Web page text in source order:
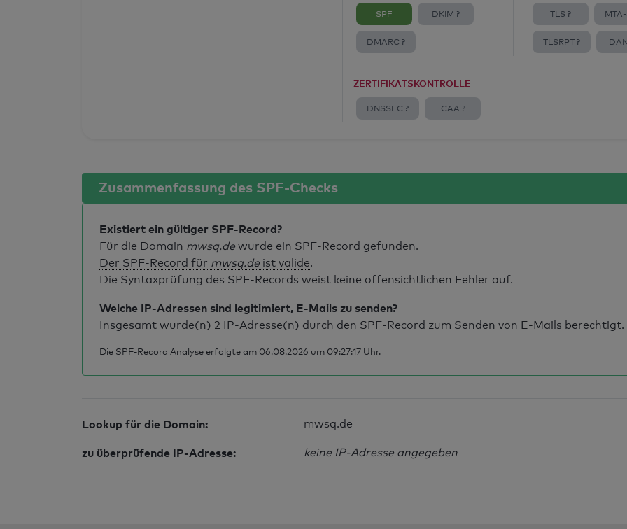
SPF DKIM ?
DMARC ?
TLS ? MTA-
TLSRPT ?
ZERTIFIKATSKONTROLLE
DNSSEC ? CAA ?
Zusammenfassung des SPF-Checks
Existiert ein gültiger SPF-Record?
Für die Domain mwsq.de wurde ein SPF-Record gefunden.
Der SPF-Record für mwsq.de ist valide.
Die Syntaxprüfung des SPF-Records weist keine offensichtlichen Fehler auf.
Welche IP-Adressen sind legitimiert, E-Mails zu senden?
Insgesamt wurde(n) 2 IP-Adresse(n) durch den SPF-Record zum Senden von E-Mails berechtigt.
Die SPF-Record Analyse erfolgte am 06.08.2026 um 09:27:17 Uhr.
Lookup für die Domain: mwsq.de
zu überprüfende IP-Adresse: keine IP-Adresse angegeben